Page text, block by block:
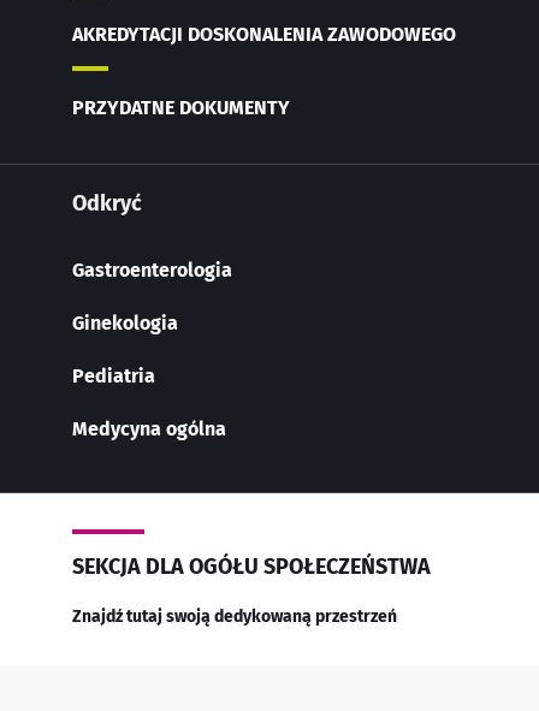
AKREDYTACJI DOSKONALENIA ZAWODOWEGO
PRZYDATNE DOKUMENTY
Odkryć
Gastroenterologia
Ginekologia
Pediatria
Medycyna ogólna
SEKCJA DLA OGÓŁU SPOŁECZEŃSTWA
Znajdź tutaj swoją dedykowaną przestrzeń